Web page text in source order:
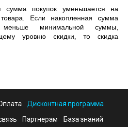
сумма покупок уменьшается на
Если накопленная сумма
меньше минимальной суммы,
уровню скидки, то скидка
Дисконтная программа
Партнерам База знаний